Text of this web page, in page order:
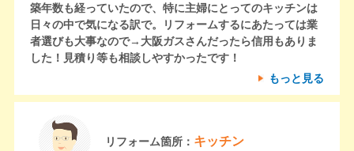
築年数も経っていたので、特に主婦にとってのキッチンは
日々の中で気になる訳で。リフォームするにあたっては業
者選びも大事なので→大阪ガスさんだったら信用もありま
した！見積り等も相談しやすかったです！
もっと見る
リフォーム箇所： キッチン